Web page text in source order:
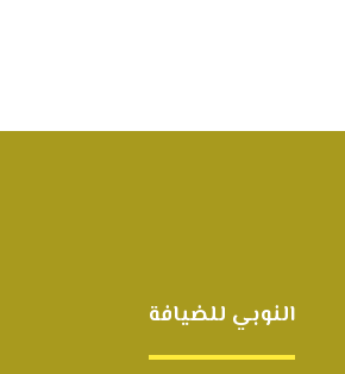
النوبي للضيافة